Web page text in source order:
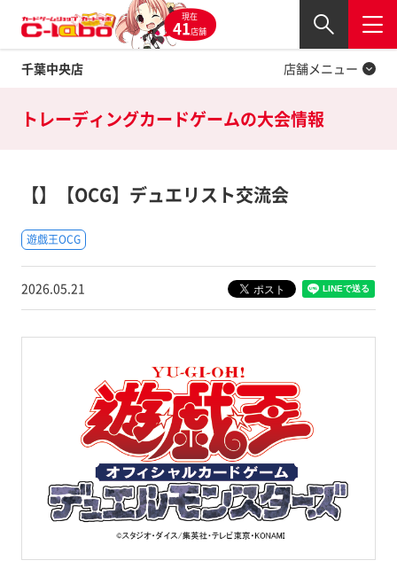
現在
41店舗
千葉中央店
閉じる
店舗メニュー
Twitter
トレーディングカードゲームの大会情報
【】【OCG】デュエリスト交流会
遊戯王OCG
2026.05.21